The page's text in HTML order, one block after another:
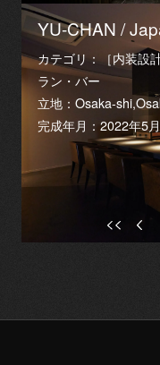
YU-CHAN /
カテゴリ：［内装設
ラン・バー
立地：Osaka-
完成年月：2022年5月